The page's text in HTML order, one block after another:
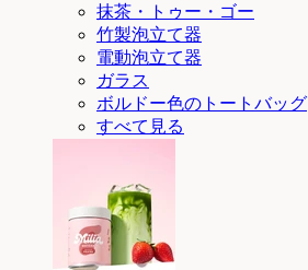
抹茶・トゥー・ゴー
竹製泡立て器
電動泡立て器
ガラス
ボルドー色のトートバッグ
すべて見る